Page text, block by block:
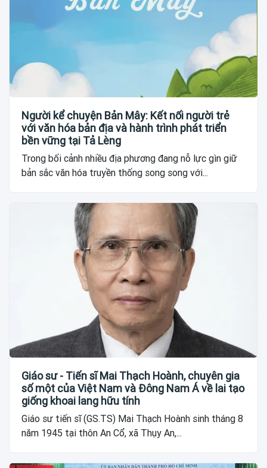
Người kể chuyện Bản Mây: Kết nối người trẻ
với văn hóa bản địa và hành trình phát triển
bền vững tại Tả Lèng
Trong bối cảnh nhiều địa phương đang nỗ lực gìn giữ
bản sắc văn hóa truyền thống song song với...
Giáo sư - Tiến sĩ Mai Thạch Hoành, chuyên gia
số một của Việt Nam và Đông Nam Á về lai tạo
giống khoai lang hữu tính
Giáo sư tiến sĩ (GS.TS) Mai Thạch Hoành sinh tháng 8
năm 1945 tại thôn An Cổ, xã Thụy An,...